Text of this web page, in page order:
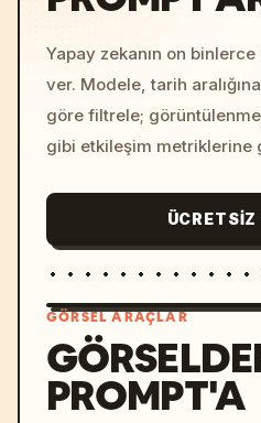
Yapay zekanın on
ver. Modele, tarih
göre filtrele;
gibi etkileşim metriklerine
ÜCRETSIZ
GÖRSEL ARAÇLAR
PROMPT'A